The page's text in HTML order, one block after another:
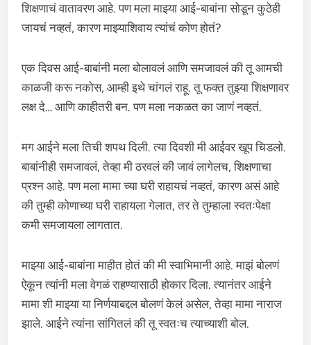
शिक्षणाचं वातावरण आहे. पण मला माझ्या आई-बाबांना सोडून कुठेही
जायचं नव्हतं, कारण माझ्याशिवाय त्यांचं कोण होतं?
एक दिवस आई-बाबांनी मला बोलावलं आणि समजावलं की तू आमची
काळजी करू नकोस, आम्ही इथे चांगलं राहू. तू फक्त तुझ्या शिक्षणावर
लक्ष दे… आणि काहीतरी बन. पण मला नकळत का जाणं नव्हतं.
मग आईने मला तिची शपथ दिली. त्या दिवशी मी आईवर खूप चिडलो.
बाबांनीही समजावलं, तेव्हा मी ठरवलं की जावं लागेलच, शिक्षणाचा
प्रश्न आहे. पण मला मामा च्या घरी राहायचं नव्हतं, कारण असं आहे
की तुम्ही कोणाच्या घरी राहायला गेलात, तर ते तुम्हाला स्वतःपेक्षा
कमी समजायला लागतात.
माझ्या आई-बाबांना माहीत होतं की मी स्वाभिमानी आहे. माझं बोलणं
ऐकून त्यांनी मला वेगळं राहण्यासाठी होकार दिला. त्यानंतर आईने
मामा शी माझ्या या निर्णयाबद्दल बोलणं केलं असेल, तेव्हा मामा नाराज
झाले. आईने त्यांना सांगितलं की तू स्वतःच त्याच्याशी बोल.